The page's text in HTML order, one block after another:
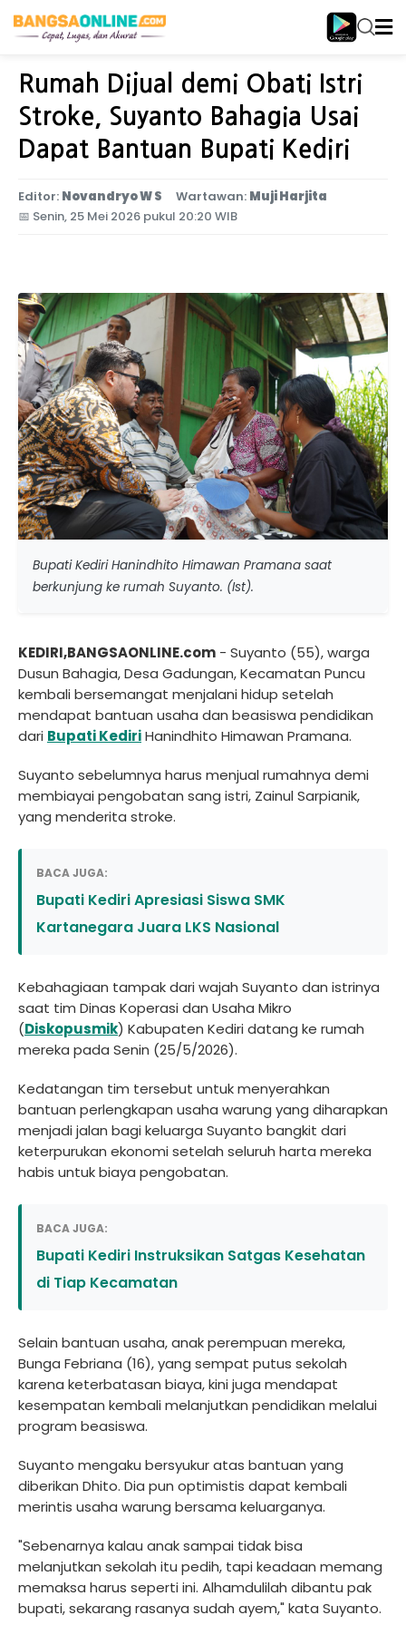
Home Jawa Timur
Rumah Dijual demi Obati Istri
Stroke, Suyanto Bahagia Usai
Dapat Bantuan Bupati Kediri
Editor: Novandryo W S Wartawan: Muji Harjita
📅 Senin, 25 Mei 2026 pukul 20:20 WIB
Bupati Kediri Hanindhito Himawan Pramana saat
berkunjung ke rumah Suyanto. (Ist).
KEDIRI,BANGSAONLINE.com - Suyanto (55), warga
Dusun Bahagia, Desa Gadungan, Kecamatan Puncu
kembali bersemangat menjalani hidup setelah
mendapat bantuan usaha dan beasiswa pendidikan
dari Bupati KediriHanindhito Himawan Pramana.
Suyanto sebelumnya harus menjual rumahnya demi
membiayai pengobatan sang istri, Zainul Sarpianik,
yang menderita stroke.
BACA JUGA:
Bupati Kediri Apresiasi Siswa SMK
Kartanegara Juara LKS Nasional
Kebahagiaan tampak dari wajah Suyanto dan istrinya
saat tim Dinas Koperasi dan Usaha Mikro
(Diskopusmik) Kabupaten Kediri datang ke rumah
mereka pada Senin (25/5/2026).
Kedatangan tim tersebut untuk menyerahkan
bantuan perlengkapan usaha warung yang diharapkan
menjadi jalan bagi keluarga Suyanto bangkit dari
keterpurukan ekonomi setelah seluruh harta mereka
habis untuk biaya pengobatan.
BACA JUGA:
Bupati Kediri Instruksikan Satgas Kesehatan
di Tiap Kecamatan
Selain bantuan usaha, anak perempuan mereka,
Bunga Febriana (16), yang sempat putus sekolah
karena keterbatasan biaya, kini juga mendapat
kesempatan kembali melanjutkan pendidikan melalui
program beasiswa.
Suyanto mengaku bersyukur atas bantuan yang
diberikan Dhito. Dia pun optimistis dapat kembali
merintis usaha warung bersama keluarganya.
"Sebenarnya kalau anak sampai tidak bisa
melanjutkan sekolah itu pedih, tapi keadaan memang
memaksa harus seperti ini. Alhamdulilah dibantu pak
bupati, sekarang rasanya sudah ayem," kata Suyanto.